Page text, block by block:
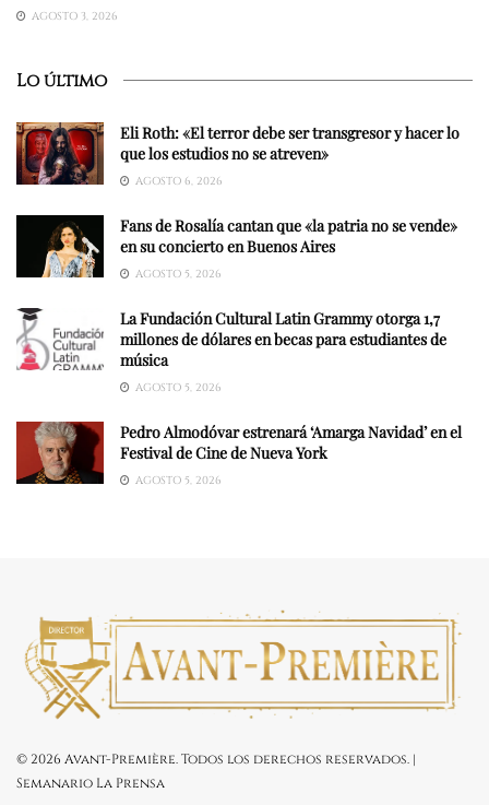
AGOSTO 3, 2026
Lo último
Eli Roth: «El terror debe ser transgresor y hacer lo
que los estudios no se atreven»
AGOSTO 6, 2026
Fans de Rosalía cantan que «la patria no se vende»
en su concierto en Buenos Aires
AGOSTO 5, 2026
La Fundación Cultural Latin Grammy otorga 1,7
millones de dólares en becas para estudiantes de
música
AGOSTO 5, 2026
Pedro Almodóvar estrenará ‘Amarga Navidad’ en el
Festival de Cine de Nueva York
AGOSTO 5, 2026
© 2026 Avant-Première. Todos los derechos reservados. |
Semanario La Prensa